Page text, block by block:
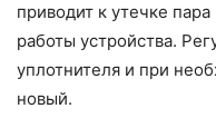
приводит к утечке
работы устройства.
уплотнителя и при
новый.